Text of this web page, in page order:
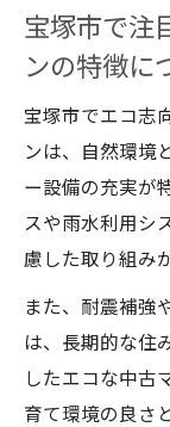
中古
自然と
ポイン
宝塚市
境対策
極め方
宝塚市で注
ンの特徴に
宝塚市でエコ志
ンは、自然環境
ー設備の充実が
スや雨水利用シ
慮した取り組み
また、耐震補強
は、長期的な住
したエコな中古
育て環境の良さ